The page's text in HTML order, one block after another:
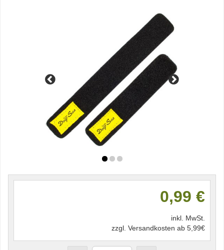
0,99 €
inkl. MwSt.
zzgl. Versandkosten ab 5,99€